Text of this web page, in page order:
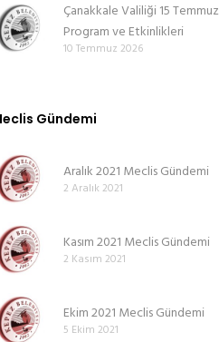
Çanakkale Valiliği 15 Temmuz
Program ve Etkinlikleri
10 Temmuz 2026
Gündemi
Aralık 2021 Meclis Gündemi
2 Aralık 2021
Kasım 2021 Meclis Gündemi
2 Kasım 2021
Ekim 2021 Meclis Gündemi
5 Ekim 2021